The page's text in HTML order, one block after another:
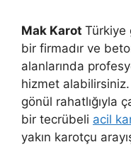
Mak Karot Türkiye
bir firmadır ve
alanlarında
hizmet alabilirsiniz.
gönül rahatlığıyla
bir tecrübeli acil
yakın karotçu